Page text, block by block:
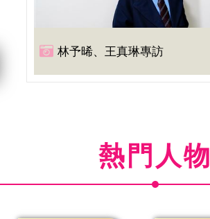
林予晞、王真琳專訪
熱門人物